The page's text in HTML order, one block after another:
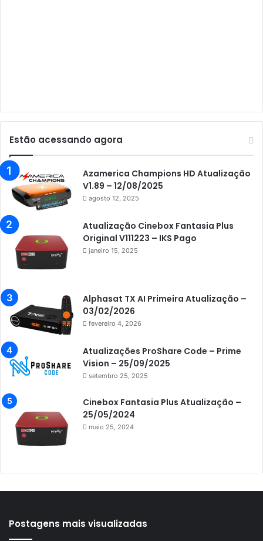
Audisat K10 Urus
Audisat K20 Huracan
Audisat K30 Aventador
Azamerica
Azamerica Beats
Azamerica Champions
Azamerica Champions IPTV
Azamerica F92 Plus
Azamerica Gold
Azamerica i5 IPTV
Azamerica i7 IPTV
Azamerica King
Azamerica King GX PRO
Azamerica King IPTV
Azamerica Mobi
Azamerica S1005
Estão acessando agora
Azamerica Champions HD Atualização
V1.89 – 12/08/2025
agosto 12, 2025
Atualização Cinebox Fantasia Plus
Original V111223 – IKS Pago
janeiro 15, 2025
Alphasat TX AI Primeira Atualização –
03/02/2026
fevereiro 4, 2026
Atualizações ProShare Code – Prime
Vision – 25/09/2025
setembro 25, 2025
Cinebox Fantasia Plus Atualização –
25/05/2024
maio 25, 2024
Postagens mais visualizadas